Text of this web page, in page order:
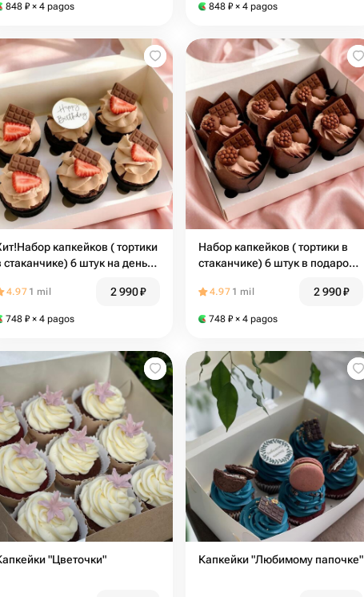
848 ₽ × 4 pagos 848 ₽ × 4 pagos
капкейков ( тортики
стаканчике) 6 штук на день
, коллеге
4.97 1 mil 2 990₽
748 ₽ × 4 pagos
Набор капкейков ( тортики в
стаканчике) 6 штук в подарок ,
вкусный подарок для мужчины
4.97 1 mil 2 990₽
748 ₽ × 4 pagos
"Цветочки" Капкейки "Любимому папочке"